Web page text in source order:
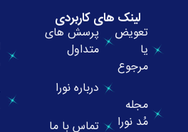
لینک های کاربردی
تعویض
یا
مرجوع
مجله
مُد نورا
پرسش های
متداول
درباره نورا
تماس با ما